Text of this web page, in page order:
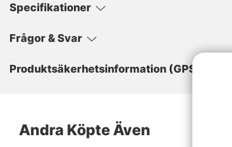
Specifikationer
Frågor & Svar
Produktsäkerhetsinformation (GPSR)
Andra Köpte Även